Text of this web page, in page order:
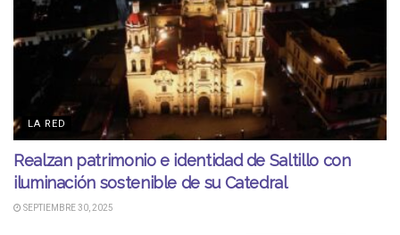
LA RED
Realzan patrimonio e identidad de Saltillo con
iluminación sostenible de su Catedral
SEPTIEMBRE 30, 2025